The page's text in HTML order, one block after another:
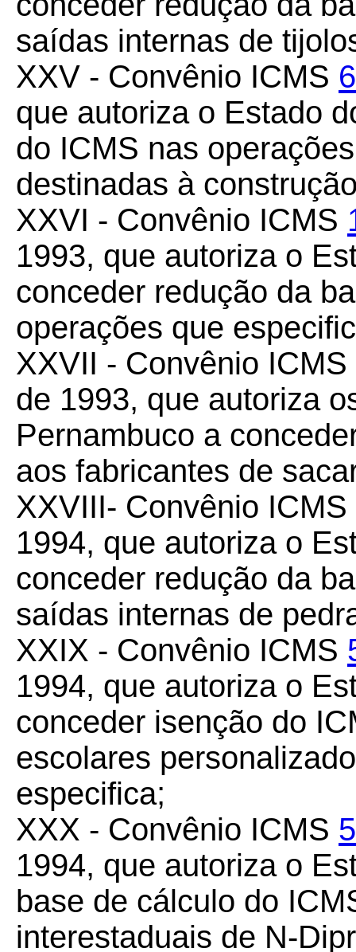
saídas internas de
XXV - Convênio ICMS
que autoriza o Estado
do ICMS nas
destinadas à
XXVI - Convênio ICMS
1993, que autoriza o
conceder redução da
operações que
XXVII - Convênio ICMS
de 1993, que autoriza
Pernambuco a
aos fabricantes de
XXVIII- Convênio ICMS
1994, que autoriza o
conceder redução da
saídas internas de
XXIX - Convênio ICMS
1994, que autoriza o
conceder isenção do
escolares
especifica;
XXX - Convênio ICMS
1994, que autoriza o
base de cálculo do
interestaduais de N-